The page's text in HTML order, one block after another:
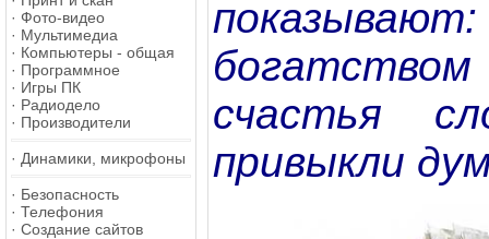
· Фото-видео
· Мультимедиа
· Компьютеры - общая
· Программное
· Игры ПК
· Радиодело
· Производители
· Динамики, микрофоны
· Безопасность
· Телефония
· Создание сайтов
счастья
привыкли